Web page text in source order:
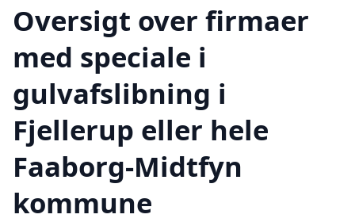
Oversigt over firmaer
med speciale i
gulvafslibning i
Fjellerup eller hele
Faaborg-Midtfyn
kommune